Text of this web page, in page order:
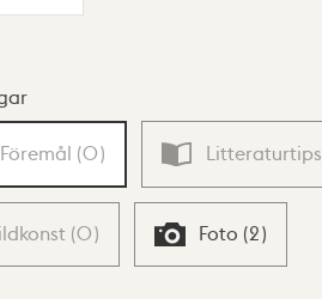
Föremål (0) Litteraturtips
(0) Foto (2)